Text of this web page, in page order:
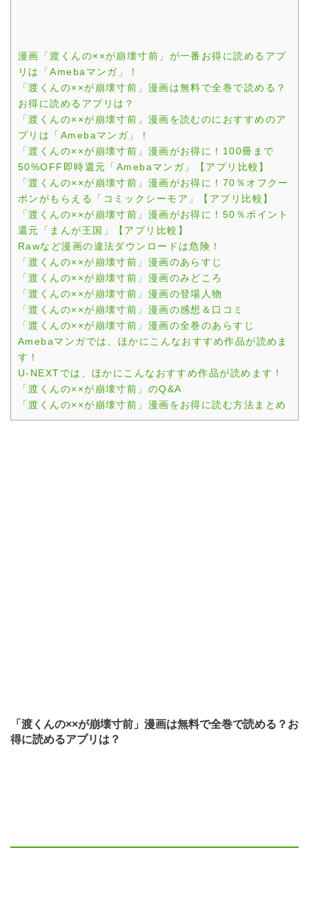
漫画「渡くんの××が崩壊寸前」が一番お得に読めるアプ
リは「Amebaマンガ」！
「渡くんの××が崩壊寸前」漫画は無料で全巻で読める？
お得に読めるアプリは？
「渡くんの××が崩壊寸前」漫画を読むのにおすすめのア
プリは「Amebaマンガ」！
「渡くんの××が崩壊寸前」漫画がお得に！100冊まで
50%OFF即時還元「Amebaマンガ」【アプリ比較】
「渡くんの××が崩壊寸前」漫画がお得に！70％オフクー
ポンがもらえる「コミックシーモア」【アプリ比較】
「渡くんの××が崩壊寸前」漫画がお得に！50％ポイント
還元「まんが王国」【アプリ比較】
Rawなど漫画の違法ダウンロードは危険！
「渡くんの××が崩壊寸前」漫画のあらすじ
「渡くんの××が崩壊寸前」漫画のみどころ
「渡くんの××が崩壊寸前」漫画の登場人物
「渡くんの××が崩壊寸前」漫画の感想＆口コミ
「渡くんの××が崩壊寸前」漫画の全巻のあらすじ
Amebaマンガでは、ほかにこんなおすすめ作品が読めま
す！
U-NEXTでは、ほかにこんなおすすめ作品が読めます！
「渡くんの××が崩壊寸前」のQ&A
「渡くんの××が崩壊寸前」漫画をお得に読む方法まとめ
「渡くんの××が崩壊寸前」漫画は無料で全巻で読める？お
得に読めるアプリは？